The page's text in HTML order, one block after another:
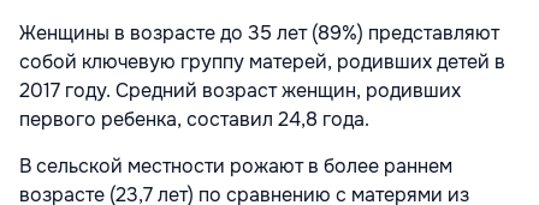
Женщины в возрасте до 35 лет (89%) представляют
собой ключевую группу матерей, родивших детей в
2017 году. Средний возраст женщин, родивших
первого ребенка, составил 24,8 года.
В сельской местности рожают в более раннем
возрасте (23,7 лет) по сравнению с матерями из